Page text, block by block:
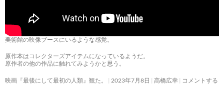
美術館の映像ブースにいるような感覚。
原作本はコレクターズアイテムになっているようだ。
原作者の他の作品に触れてみようかと思う。
映画『最後にして最初の人類』観た。 2023年7月8日 高橋広幸 コメントする